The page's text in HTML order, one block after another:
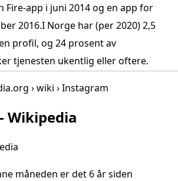
Fire-app i juni 2014 og en app for
2016.I Norge har (per 2020) 2,5
profil, og 24 prosent av
tjenesten ukentlig eller oftere.
› wiki › Instagram
Wikipedia
måneden er det 6 år siden